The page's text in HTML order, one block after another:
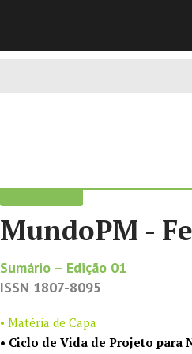
MundoPM -
Sumário – Edição 01
ISSN 1807-8095
• Matéria de Capa
• Ciclo de Vida de Projeto para